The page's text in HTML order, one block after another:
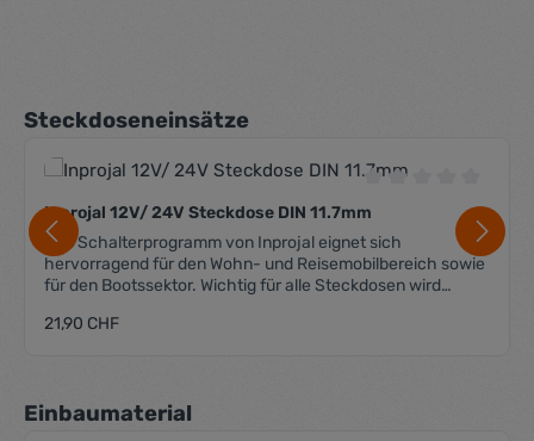
Produktgalerie überspringen
Steckdoseneinsätze
Durchschnittliche
Inprojal 12V/ 24V Steckdose DIN 11.7mm
Das Schalterprogramm von Inprojal eignet sich
hervorragend für den Wohn- und Reisemobilbereich sowie
für den Bootssektor. Wichtig für alle Steckdosen wird
verbauen zu können. Die Lieferung erfolgt ohne
Anschluss 6.3 mm Flachstecker
Regulärer Preis:
21,90 CHF
Produktgalerie überspringen
Einbaumaterial